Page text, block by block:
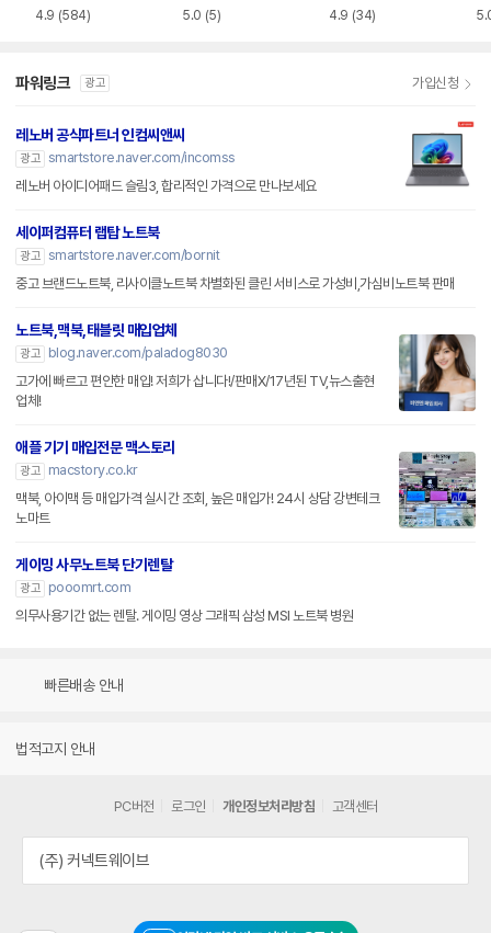
4.9 (584) 5.0 (5) 4.9 (34)
파워링크 광고 가입신청
레노버 공식파트너 인컴씨앤씨
광고 smartstore.naver.com/incomss
레노버 아이디어패드 슬림3, 합리적인 가격으로 만나보세요
세이퍼컴퓨터 랩탑 노트북
광고 smartstore.naver.com/bornit
중고 브랜드노트북, 리사이클노트북 차별화된 클린 서비스로 가성비,가심비노트북 판매
노트북,맥북,태블릿 매입업체
광고
blog.naver.com/paladog8030
고가에 빠르고 편안한 매입! 저희가 삽니다!/판매X/17년된 TV,뉴스출현
업체!
애플 기기 매입전문 맥스토리
광고
macstory.co.kr
맥북, 아이맥 등 매입가격 실시간 조회, 높은 매입가! 24시 상담 강변테크
노마트
게이밍 사무노트북 단기렌탈
광고
pooomrt.com
의무사용기간 없는 렌탈. 게이밍 영상 그래픽 삼성 MSI 노트북 병원
빠른배송 안내
법적고지 안내
PC버전 로그인 개인정보처리방침 고객센터
(주) 커넥트웨이브